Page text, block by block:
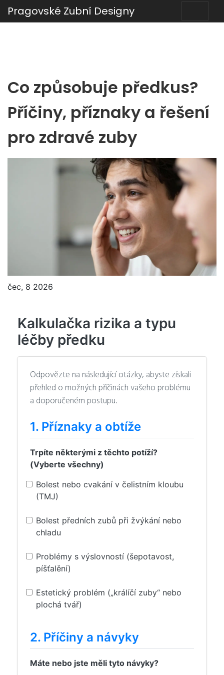
Pragovské Zubní Designy
Co způsobuje předkus?
Příčiny, příznaky a řešení
pro zdravé zuby
čec, 8 2026
Kalkulačka rizika a typu
léčby předku
Odpovězte na následující otázky, abyste získali
přehled o možných příčinách vašeho problému
a doporučeném postupu.
1. Příznaky a obtíže
Trpíte některými z těchto potíží?
(Vyberte všechny)
Bolest nebo cvakání v čelistním kloubu
(TMJ)
Bolest předních zubů při žvýkání nebo
chladu
Problémy s výslovností (šepotavost,
píšťalění)
Estetický problém („králíčí zuby“ nebo
plochá tvář)
2. Příčiny a návyky
Máte nebo jste měli tyto návyky?